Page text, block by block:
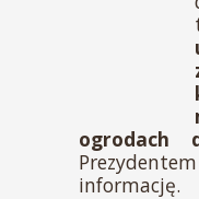
ogrodach
informację.